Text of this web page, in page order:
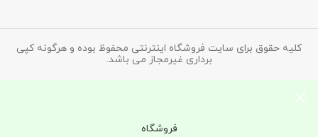
کلیه حقوق برای سایت فروشگاه اینترنتی محفوظ بوده و هرگونه کپی
برداری غیرمجاز می باشد.
فروشگاه